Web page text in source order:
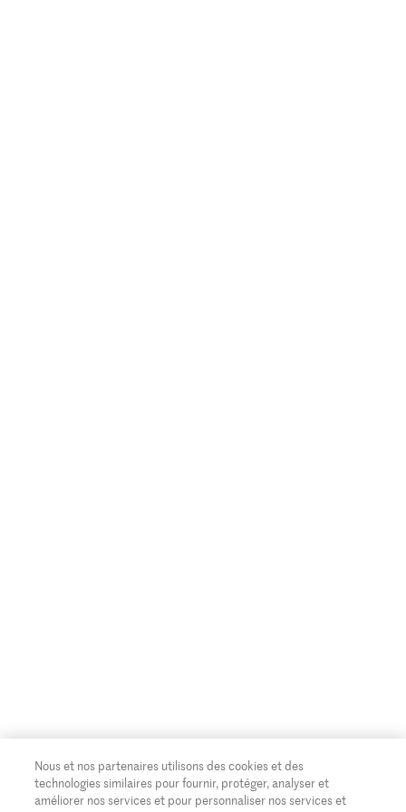
Nous et nos partenaires utilisons des cookies et des
technologies similaires pour fournir, protéger, analyser et
améliorer nos services et pour personnaliser nos services et